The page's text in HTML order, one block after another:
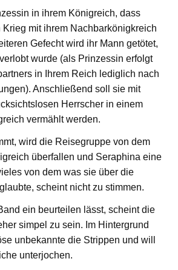
in ihrem Königreich, dass
mit ihrem Nachbarkönigkreich
Gefecht wird ihr Mann getötet,
wurde (als Prinzessin erfolgt
in Ihrem Reich lediglich nach
Anschließend soll sie mit
Herrscher in einem
vermählt werden.
wird die Reisegruppe von dem
überfallen und Seraphina eine
von dem was sie über die
scheint nicht zu stimmen.
ein beurteilen lässt, scheint die
simpel zu sein. Im Hintergrund
unbekannte die Strippen und will
unterjochen.